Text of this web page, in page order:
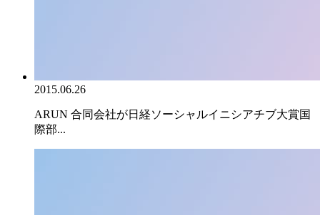
2015.06.26
ARUN 合同会社が日経ソーシャルイニシアチブ大賞国
際部...